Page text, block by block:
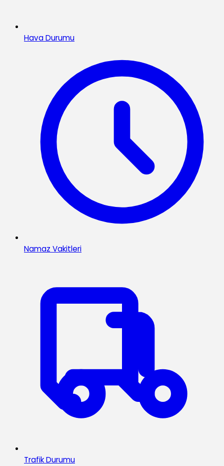
Hava Durumu
Namaz Vakitleri
Trafik Durumu